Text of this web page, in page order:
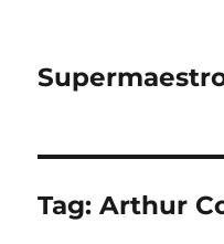
Tag:Arthur